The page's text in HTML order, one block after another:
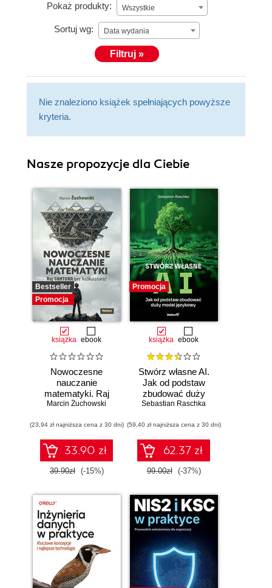
Pokaż produkty: Wszystkie
Sortuj wg: Data wydania
Filtruj »
Nie znaleziono książek spełniających powyższe
kryteria.
Nasze propozycje dla Ciebie
Bestseller
Promocja
książka ebook
Nowoczesne
nauczanie
matematyki. Raj
Cantora bez
Marcin Żuchowski
(23,94 zł najniższa cena z 30 dni)
33.90 zł
39.90zł (-15%)
Promocja
książka ebook
Stwórz własne AI.
Jak od podstaw
zbudować duży
model językowy
Sebastian Raschka
(59,40 zł najniższa cena z 30 dni)
62.37 zł
99.00zł (-37%)